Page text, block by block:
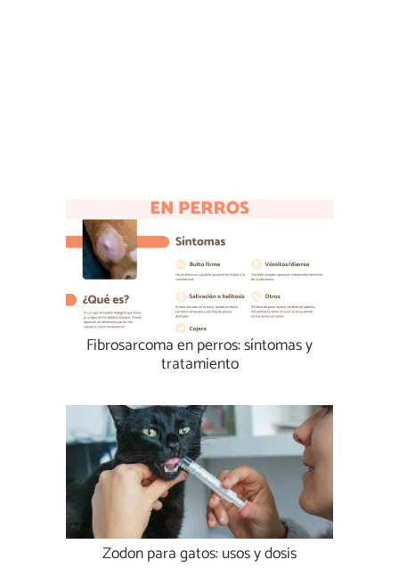
Fibrosarcoma en perros: síntomas y
tratamiento
Zodon para gatos: usos y dosis